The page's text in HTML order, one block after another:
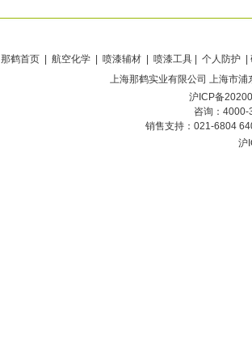
那鹤首页
| 航空化学 | 喷漆辅材 | 喷漆工具 | 个人防
上海那鹤实业有限公司 上海市浦
沪ICP备
咨询：
销售支持：021-6804
沪